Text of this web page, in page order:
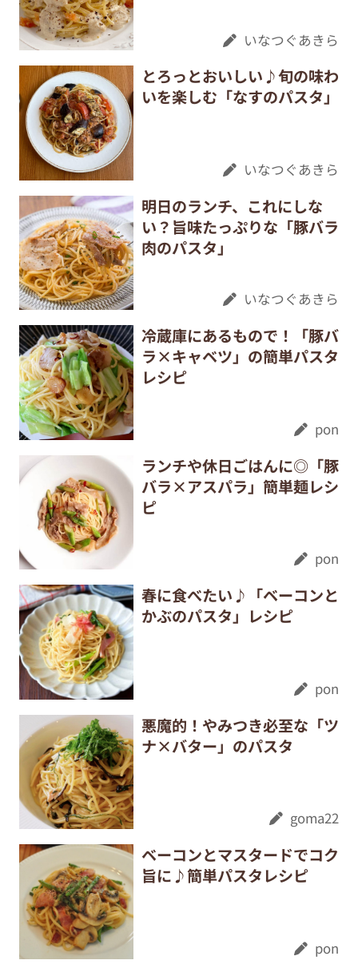
いなつぐあきら
とろっとおいしい♪旬の味わ
いを楽しむ「なすのパスタ」
いなつぐあきら
明日のランチ、これにしな
い？旨味たっぷりな「豚バラ
肉のパスタ」
いなつぐあきら
冷蔵庫にあるもので！「豚バ
ラ×キャベツ」の簡単パスタ
レシピ
pon
ランチや休日ごはんに◎「豚
バラ×アスパラ」簡単麺レシ
ピ
pon
春に食べたい♪「ベーコンと
かぶのパスタ」レシピ
pon
悪魔的！やみつき必至な「ツ
ナ×バター」のパスタ
goma22
ベーコンとマスタードでコク
旨に♪簡単パスタレシピ
pon